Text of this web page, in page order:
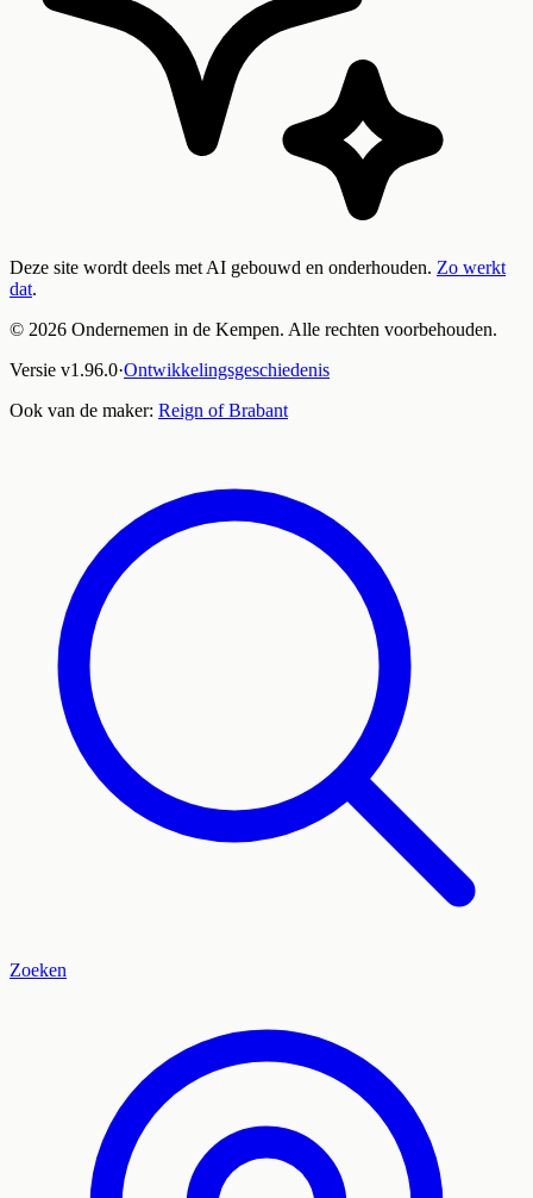
Deze site wordt deels met AI gebouwd en onderhouden. Zo werkt
dat.
© 2026 Ondernemen in de Kempen. Alle rechten voorbehouden.
Versie v1.96.0·Ontwikkelingsgeschiedenis
Ook van de maker: Reign of Brabant
Zoeken